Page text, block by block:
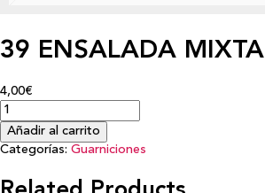
39 ENSALADA MIXTA
4,00€
Añadir al carrito
Categorías: Guarniciones